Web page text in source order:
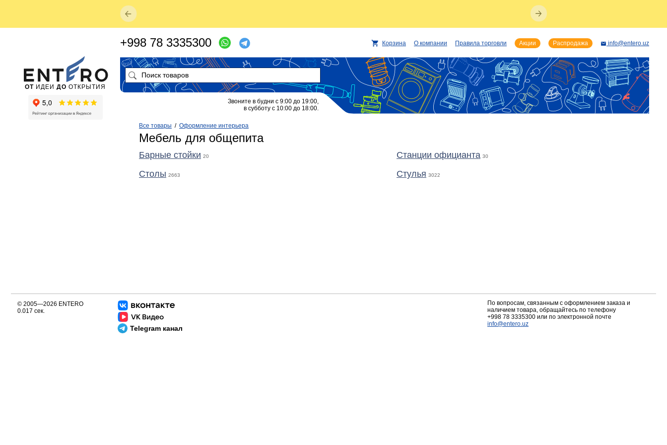
Все товары / Оформление интерьера
Мебель для общепита
Барные стойки 20
Столы 2663
Станции официанта 30
Стулья 3022
ОТ ИДЕИ ДО ОТКРЫТИЯ
+998 78 3335300 Корзина О компании Правила торговли Акции Распродажа info@entero.uz
Звоните в будни с 9:00 до 19:00,
в субботу с 10:00 до 18:00.
Telegram канал
© 2005—2026 ENTERO
0.017 сек.
По вопросам, связанным с оформлением заказа и
наличием товара, обращайтесь по телефону
+998 78 3335300 или по электронной почте
info@entero.uz